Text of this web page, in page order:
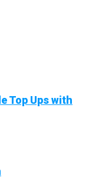
Top Ups with